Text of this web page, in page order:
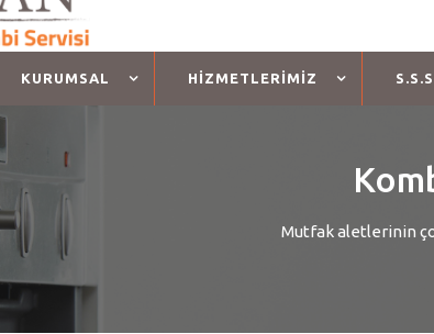
KURUMSAL HİZMETLERİMİZ S.S.S
Mutfak aletlerinin